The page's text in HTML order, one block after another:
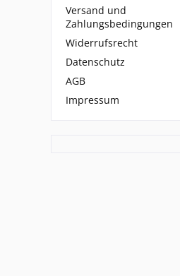
Versand und
Zahlungsbedingungen
Widerrufsrecht
Datenschutz
AGB
Impressum